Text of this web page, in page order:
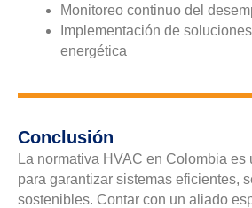
Monitoreo continuo del
Implementación de
energética
Conclusión
La normativa HVAC en Colombia es
para garantizar sistemas eficientes,
sostenibles. Contar con un aliado